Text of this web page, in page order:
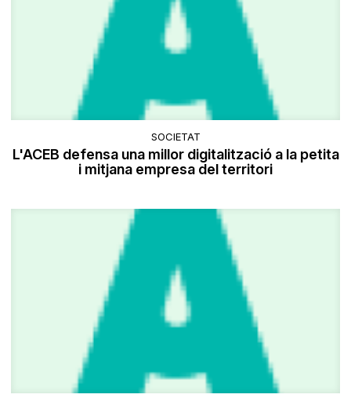
SOCIETAT
L'ACEB defensa una millor digitalització a la petita
i mitjana empresa del territori